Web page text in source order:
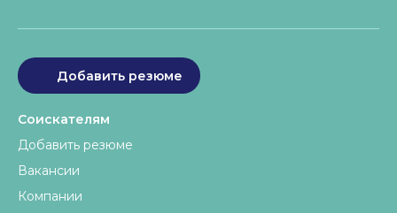
Добавить резюме
Соискателям
Добавить резюме
Вакансии
Компании